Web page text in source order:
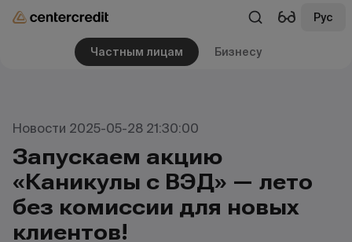
Рус
Частным лицам Бизнесу
Новости 2025-05-28 21:30:00
Запускаем акцию
«Каникулы с ВЭД» — лето
без комиссии для новых
клиентов!